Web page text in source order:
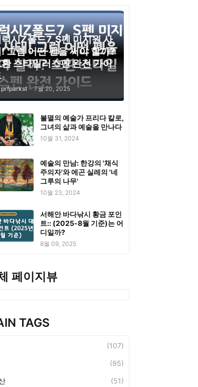
시Z폴드7, S펜 미지원 사
그럼 어떤 펜을 써야 할까?
스타일러스펜 완전 가이
prfparkst - 7월 20, 2025
불멸의 예술가 프리다 칼로,
그녀의 삶과 예술을 만나다
10월 31, 2024
예술의 만남: 한강의 '채식
주의자'와 에곤 실레의 '네
그루의 나무'
10월 23, 2024
서해안 바다낚시 황금 포인
트:: (2025-8월 기준)는 어
디일까?
8월 09, 2025
페이지뷰
TAGS
(107)
(95)
(51)